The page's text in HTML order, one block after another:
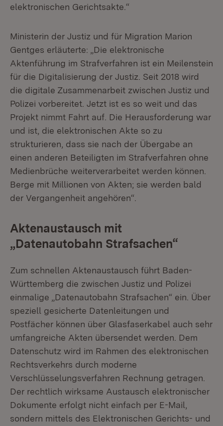
elektronischen Gerichtsakte.“
Ministerin der Justiz und für Migration Marion
Gentges erläuterte: „Die elektronische
Aktenführung im Strafverfahren ist ein Meilenstein
für die Digitalisierung der Justiz. Seit 2018 wird
die digitale Zusammenarbeit zwischen Justiz und
Polizei vorbereitet. Jetzt ist es so weit und das
Projekt nimmt Fahrt auf. Die Herausforderung war
und ist, die elektronischen Akte so zu
strukturieren, dass sie nach der Übergabe an
einen anderen Beteiligten im Strafverfahren ohne
Medienbrüche weiterverarbeitet werden können.
Berge mit Millionen von Akten; sie werden bald
der Vergangenheit angehören“.
Aktenaustausch mit
„Datenautobahn Strafsachen“
Zum schnellen Aktenaustausch führt Baden-
Württemberg die zwischen Justiz und Polizei
einmalige „Datenautobahn Strafsachen“ ein. Über
speziell gesicherte Datenleitungen und
Postfächer können über Glasfaserkabel auch sehr
umfangreiche Akten übersendet werden. Dem
Datenschutz wird im Rahmen des elektronischen
Rechtsverkehrs durch moderne
Verschlüsselungsverfahren Rechnung getragen.
Der rechtlich wirksame Austausch elektronischer
Dokumente erfolgt nicht einfach per E-Mail,
sondern mittels des Elektronischen Gerichts- und